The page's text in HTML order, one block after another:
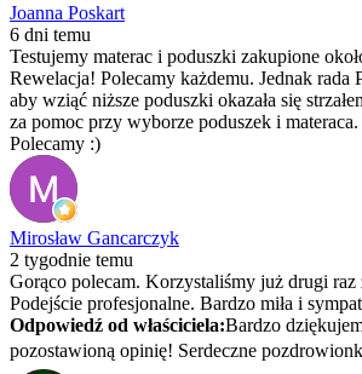
Joanna Poskart
6 dni temu
Testujemy materac i poduszki zakupione
Rewelacja! Polecamy każdemu. Jednak rada
aby wziąć niższe poduszki okazała się
za pomoc przy wyborze poduszek i
Polecamy :)
Mirosław Gancarczyk
2 tygodnie temu
Gorąco polecam. Korzystaliśmy już drugi raz
Podejście profesjonalne. Bardzo miła i
Odpowiedź od właściciela:Bardzo
pozostawioną opinię! Serdeczne